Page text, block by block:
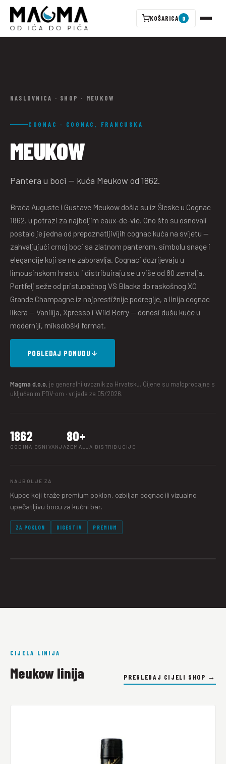
KOŠARICA 0
NASLOVNICA · SHOP · MEUKOW
COGNAC · COGNAC, FRANCUSKA
MEUKOW
Pantera u boci — kuća Meukow od 1862.
Braća Auguste i Gustave Meukow došla su iz Šleske u Cognac
1862. u potrazi za najboljim eaux-de-vie. Ono što su osnovali
postalo je jedna od prepoznatljivijih cognac kuća na svijetu —
zahvaljujući crnoj boci sa zlatnom panterom, simbolu snage i
elegancije koji se ne zaboravlja. Cognaci dozrijevaju u
limousinskom hrastu i distribuiraju se u više od 80 zemalja.
Portfelj seže od pristupačnog VS Blacka do raskošnog XO
Grande Champagne iz najprestižnije podregije, a linija cognac
likera — Vanilija, Xpresso i Wild Berry — donosi dušu kuće u
moderniji, miksološki format.
POGLEDAJ PONUDU
Magma d.o.o. je generalni uvoznik za Hrvatsku. Cijene su maloprodajne s
uključenim PDV-om · vrijede za 05/2026.
1862
GODINA OSNIVANJA
80+
ZEMALJA DISTRIBUCIJE
NAJBOLJE ZA
Kupce koji traže premium poklon, ozbiljan cognac ili vizualno
upečatljivu bocu za kućni bar.
ZA POKLON DIGESTIV PREMIUM
CIJELA LINIJA
Meukow linija PREGLEDAJ CIJELI SHOP →